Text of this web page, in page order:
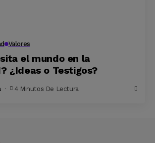
Valores
el mundo en la
¿Ideas o Testigos?
4 Minutos De Lectura